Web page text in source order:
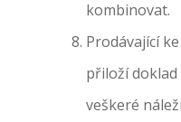
kombinovat.
Prodávající
přiloží
veškeré